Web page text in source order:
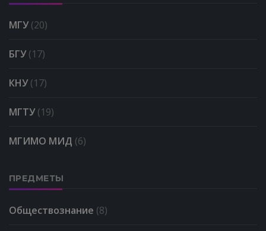
МГУ(20)
БГУ(17)
КНУ(17)
МГТУ(19)
МГИМО МИД (6)
ПРЕДМЕТЫ
Обществознание (8)